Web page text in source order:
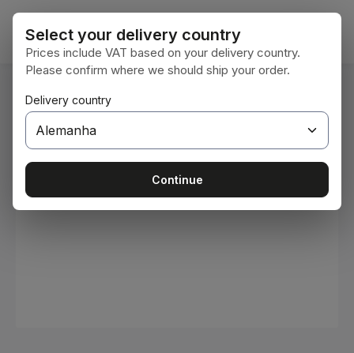
Ir para o conteúdo principal
Você está aqui: Home
Select your delivery country
Prices include VAT based on your delivery country.
Please confirm where we should ship your order.
Delivery country
Continue